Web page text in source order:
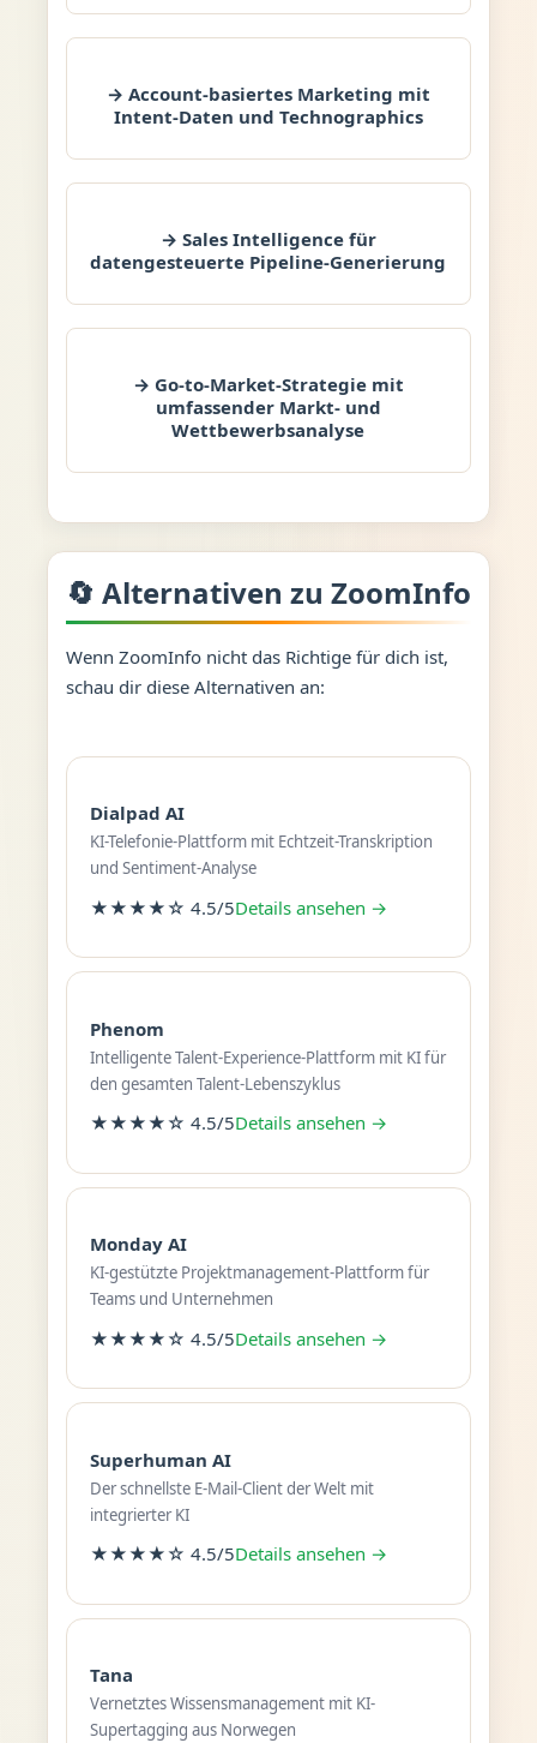
→ Account-basiertes Marketing mit
Intent-Daten und Technographics
→ Sales Intelligence für
datengesteuerte Pipeline-Generierung
→ Go-to-Market-Strategie mit
umfassender Markt- und
Wettbewerbsanalyse
🔄 Alternativen zu ZoomInfo
Wenn ZoomInfo nicht das Richtige für dich ist,
schau dir diese Alternativen an:
Dialpad AI
KI-Telefonie-Plattform mit Echtzeit-Transkription
und Sentiment-Analyse
★★★★☆ 4.5/5Details ansehen →
Phenom
Intelligente Talent-Experience-Plattform mit KI für
den gesamten Talent-Lebenszyklus
★★★★☆ 4.5/5Details ansehen →
Monday AI
KI-gestützte Projektmanagement-Plattform für
Teams und Unternehmen
★★★★☆ 4.5/5Details ansehen →
Superhuman AI
Der schnellste E-Mail-Client der Welt mit
integrierter KI
★★★★☆ 4.5/5Details ansehen →
Tana
Vernetztes Wissensmanagement mit KI-
Supertagging aus Norwegen